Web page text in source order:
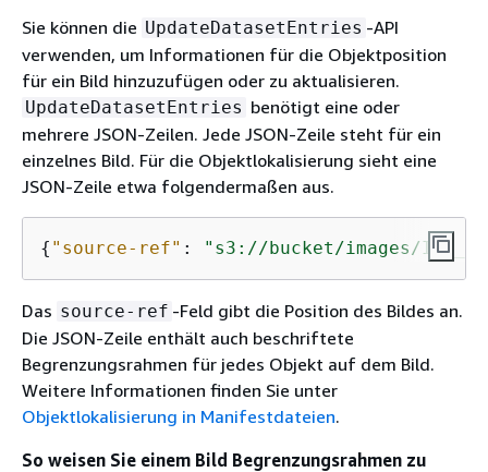
Sie können die UpdateDatasetEntries -API
verwenden, um Informationen für die Objektposition
für ein Bild hinzuzufügen oder zu aktualisieren.
UpdateDatasetEntries benötigt eine oder
mehrere JSON-Zeilen. Jede JSON-Zeile steht für ein
einzelnes Bild. Für die Objektlokalisierung sieht eine
JSON-Zeile etwa folgendermaßen aus.
{ "source-ref" : "s3://bucket/images/
Das source-ref -Feld gibt die Position des Bildes an.
Die JSON-Zeile enthält auch beschriftete
Begrenzungsrahmen für jedes Objekt auf dem Bild.
Weitere Informationen finden Sie unter
Objektlokalisierung in Manifestdateien.
So weisen Sie einem Bild Begrenzungsrahmen zu